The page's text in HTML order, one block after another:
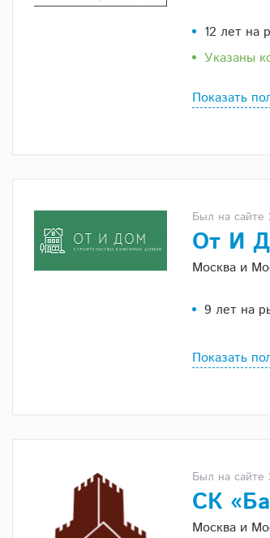
12 лет на
Указаны
Показать
Был на сайте
От И
Москва и
9 лет на
Показать
Был на сайте
СК
Москва и